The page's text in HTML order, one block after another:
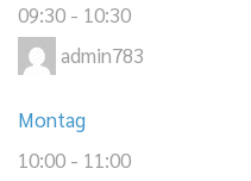
09:30 - 10:30
admin783
Montag
10:00 - 11:00